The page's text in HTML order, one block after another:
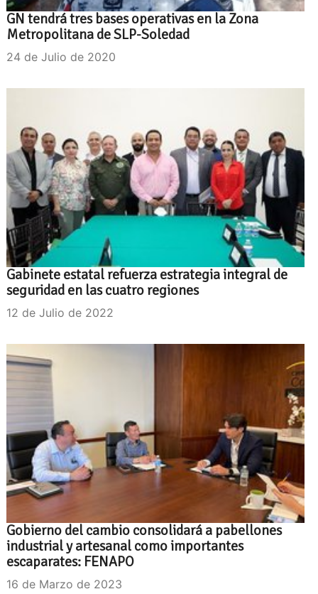
GN tendrá tres bases operativas en la Zona
Metropolitana de SLP-Soledad
24 de Julio de 2020
Gabinete estatal refuerza estrategia integral de
seguridad en las cuatro regiones
12 de Julio de 2022
Gobierno del cambio consolidará a pabellones
industrial y artesanal como importantes
escaparates: FENAPO
16 de Marzo de 2023